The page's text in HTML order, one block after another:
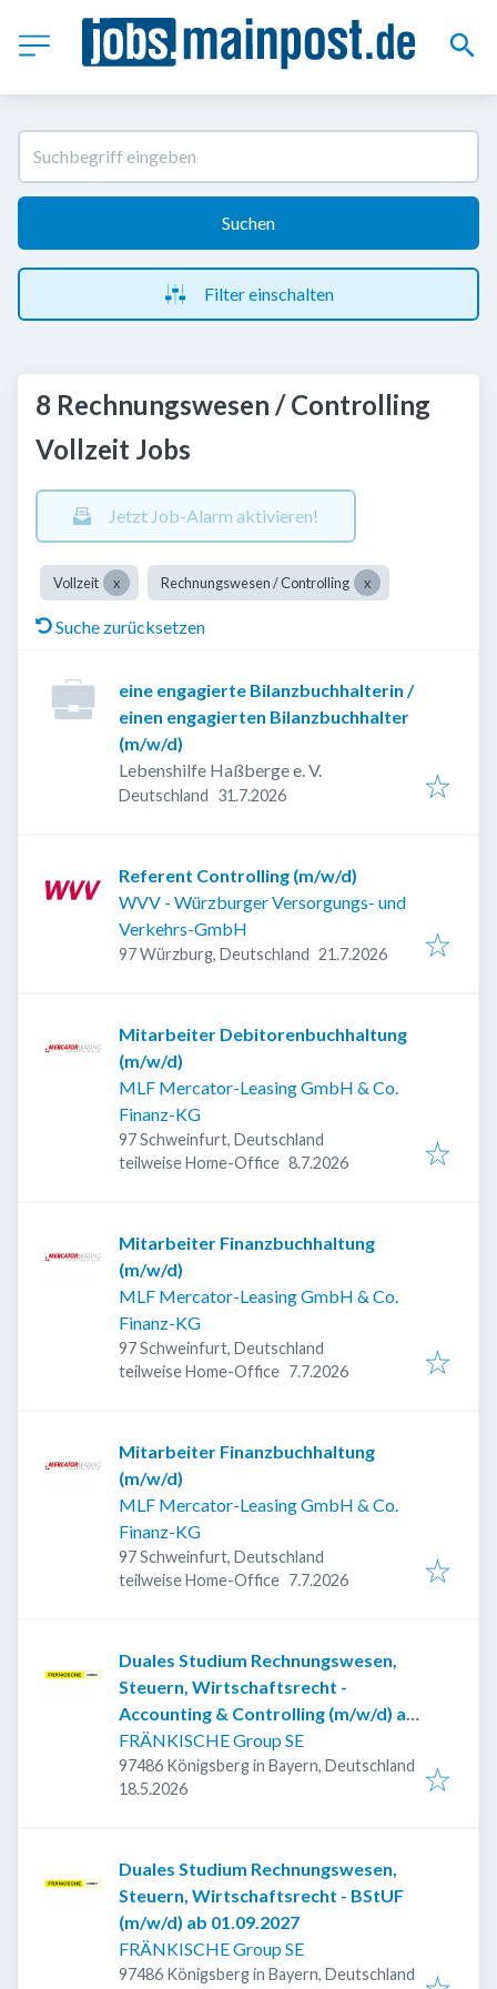
Suchen
Filter einschalten
8 Rechnungswesen / Controlling
Vollzeit Jobs
Jetzt Job-Alarm aktivieren!
Vollzeit Rechnungswesen / Controlling
Suche zurücksetzen
eine engagierte Bilanzbuchhalterin /
einen engagierten Bilanzbuchhalter
(m/w/d)
Lebenshilfe Haßberge e. V.
Deutschland Veröffentlicht
31.7.2026
Referent Controlling (m/w/d)
WVV - Würzburger Versorgungs- und
Verkehrs-GmbH
97 Würzburg, Deutschland Veröffentlicht
21.7.2026
Mitarbeiter Debitorenbuchhaltung
(m/w/d)
MLF Mercator-Leasing GmbH & Co.
Finanz-KG
97 Schweinfurt, Deutschland
teilweise Home-Office Veröffentlicht
8.7.2026
Mitarbeiter Finanzbuchhaltung
(m/w/d)
MLF Mercator-Leasing GmbH & Co.
Finanz-KG
97 Schweinfurt, Deutschland
teilweise Home-Office Veröffentlicht
7.7.2026
Mitarbeiter Finanzbuchhaltung
(m/w/d)
MLF Mercator-Leasing GmbH & Co.
Finanz-KG
97 Schweinfurt, Deutschland
teilweise Home-Office Veröffentlicht
7.7.2026
Duales Studium Rechnungswesen,
Steuern, Wirtschaftsrecht -
Accounting & Controlling (m/w/d) ab
2027
FRÄNKISCHE Group SE
97486 Königsberg in Bayern, Deutschland
Veröffentlicht
18.5.2026
Duales Studium Rechnungswesen,
Steuern, Wirtschaftsrecht - BStUF
(m/w/d) ab 01.09.2027
FRÄNKISCHE Group SE
97486 Königsberg in Bayern, Deutschland